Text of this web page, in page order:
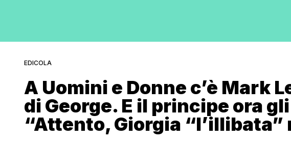
EDICOLA
A Uomini e Donne c’è Mark
di George. E il principe ora
“Attento, Giorgia “l’illibata”